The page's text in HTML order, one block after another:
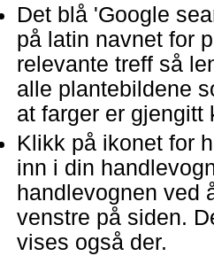
Det blå 'Google
på latin navnet for
relevante treff så
alle plantebildene
at farger er gjengitt
Klikk på ikonet for
inn i din
handlevognen ved
venstre på siden.
vises også der.